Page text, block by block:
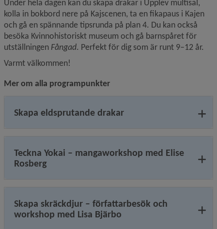
Under hela dagen kan du skapa drakar i Upplev multisal,
kolla in bokbord nere på Kajscenen, ta en fikapaus i Kajen
och gå en spännande tipsrunda på plan 4. Du kan också
besöka Kvinnohistoriskt museum och gå barnspåret för
utställningen Fångad. Perfekt för dig som är runt 9–12 år.
Varmt välkommen!
Mer om alla programpunkter
Skapa eldsprutande drakar
Teckna Yokai – mangaworkshop med Elise
Rosberg
Skapa skräckdjur – författarbesök och
workshop med Lisa Bjärbo